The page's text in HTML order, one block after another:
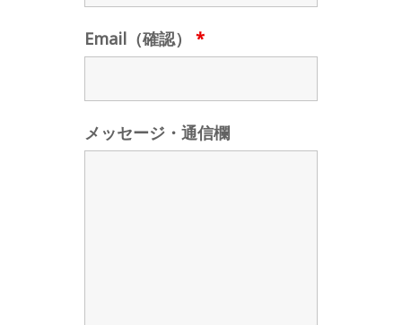
Email（確認） *
メッセージ・通信欄